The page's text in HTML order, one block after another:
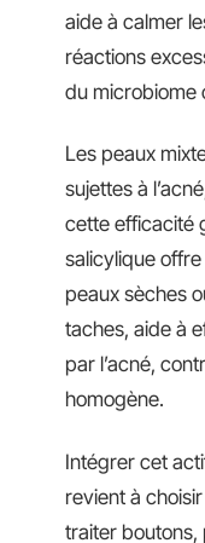
aide à calmer
réactions
du microbiome
Les peaux
sujettes à
cette efficacité
salicylique
peaux sèches
taches, aide à
par l’acné,
homogène.
Intégrer cet
revient à
traiter boutons,